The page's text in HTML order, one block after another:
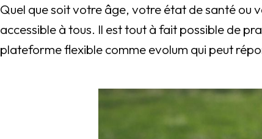
Quel que soit votre âge, votre état de santé ou
accessible à tous. Il est tout à fait possible de
plateforme flexible comme evolum qui peut